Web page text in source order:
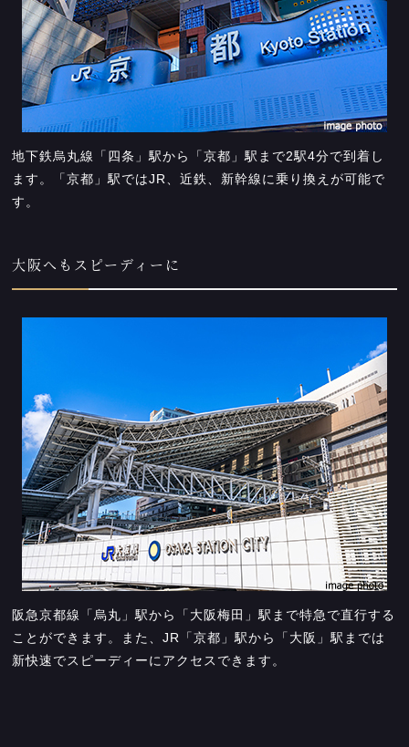
地下鉄烏丸線「四条」駅から「京都」駅まで2駅4分で到着し
ます。「京都」駅ではJR、近鉄、新幹線に乗り換えが可能で
す。
大阪へもスピーディーに
阪急京都線「烏丸」駅から「大阪梅田」駅まで特急で直行する
ことができます。また、JR「京都」駅から「大阪」駅までは
新快速でスピーディーにアクセスできます。